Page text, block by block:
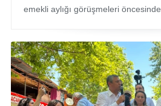
emekli aylığı görüşmeleri öncesinde